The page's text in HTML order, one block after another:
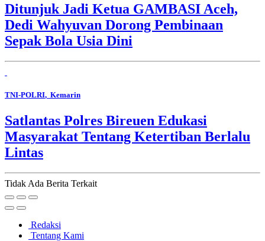
Ditunjuk Jadi Ketua GAMBASI Aceh,
Dedi Wahyuvan Dorong Pembinaan
Sepak Bola Usia Dini
TNI-POLRI, Kemarin
Satlantas Polres Bireuen Edukasi
Masyarakat Tentang Ketertiban Berlalu
Lintas
Tidak Ada Berita Terkait
Redaksi
Tentang Kami